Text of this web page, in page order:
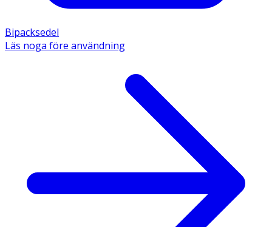
Bipacksedel
Läs noga före användning